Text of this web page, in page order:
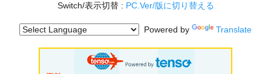
Switch/表示切替 : PC.Ver/版に切り替える
Powered by Translate